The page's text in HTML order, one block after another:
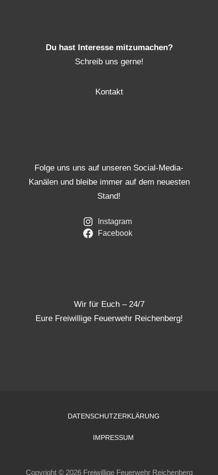
Du hast Interesse mitzumachen?
Schreib uns gerne!
Kontakt
Folge uns uns auf unseren Social-Media-
Kanälen und bleibe immer auf dem neuesten
Stand!
Instagram
Facebook
Wir für Euch – 24/7
Eure Freiwillige Feuerwehr Reichenberg!
DATENSCHUTZERKLÄRUNG
IMPRESSUM
Copyright © 2026 Freiwillige Feuerwehr Reichenberg